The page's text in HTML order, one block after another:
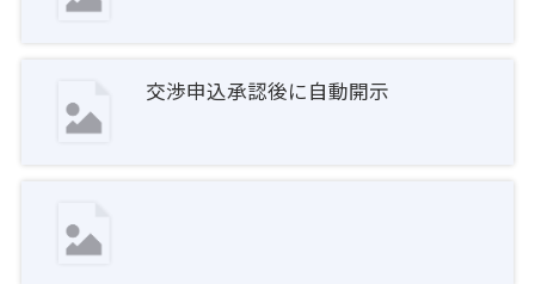
交渉申込承認後に自動開示